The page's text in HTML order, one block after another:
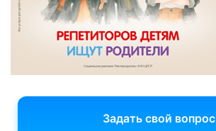
Задать свой вопрос